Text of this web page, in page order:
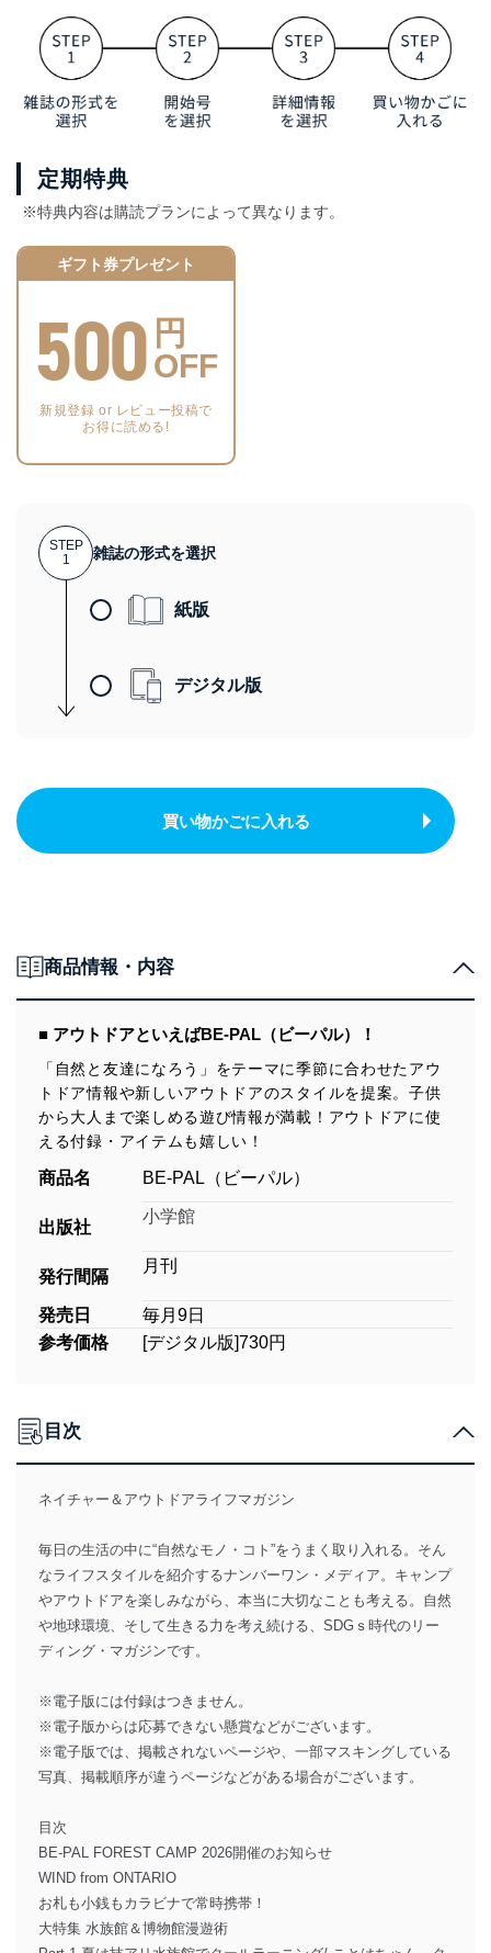
定期特典
※特典内容は購読プランによって異なります。
ギフト券プレゼント
500 円
OFF
新規登録 or レビュー投稿で
お得に読める!
STEP
1
雑誌の形式を選択
紙版
デジタル版
買い物かごに入れる
商品情報・内容
■ アウトドアといえばBE-PAL（ビーパル）！
「自然と友達になろう」をテーマに季節に合わせたアウ
トドア情報や新しいアウトドアのスタイルを提案。子供
から大人まで楽しめる遊び情報が満載！アウトドアに使
える付録・アイテムも嬉しい！
商品名 BE-PAL（ビーパル）
出版社
小学館
発行間隔
月刊
発売日
毎月9日
参考価格
[デジタル版]730円
目次
ネイチャー＆アウトドアライフマガジン
毎日の生活の中に“自然なモノ・コト”をうまく取り入れる。そん
なライフスタイルを紹介するナンバーワン・メディア。キャンプ
やアウトドアを楽しみながら、本当に大切なことも考える。自然
や地球環境、そして生きる力を考え続ける、SDGｓ時代のリー
ディング・マガジンです。
※電子版には付録はつきません。
※電子版からは応募できない懸賞などがございます。
※電子版では、掲載されないページや、一部マスキングしている
写真、掲載順序が違うページなどがある場合がございます。
目次
BE-PAL FOREST CAMP 2026開催のお知らせ
WIND from ONTARIO
お札も小銭もカラビナで常時携帯！
大特集 水族館＆博物館漫遊術